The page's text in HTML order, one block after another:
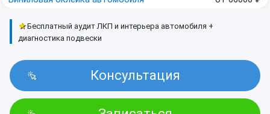
★Бесплатный аудит ЛКП и интерьера автомобиля +
диагностика подвески
Консультация